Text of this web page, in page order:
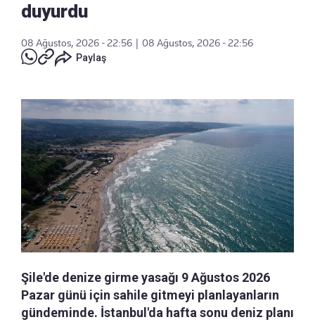
duyurdu
08 Ağustos, 2026 - 22:56
08 Ağustos, 2026 - 22:56
Paylaş
Şile'de denize girme yasağı 9 Ağustos 2026
Pazar günü için sahile gitmeyi planlayanların
gündeminde. İstanbul'da hafta sonu deniz planı